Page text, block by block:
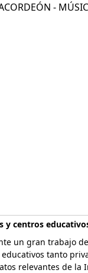
-
y centros
un gran trabajo
tanto
relevantes de